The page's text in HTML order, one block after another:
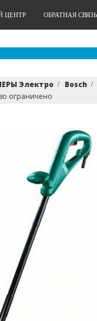
ЦЕНТР ОБРАТНАЯ СВЯЗЬ
Электро Bosch
ограничено